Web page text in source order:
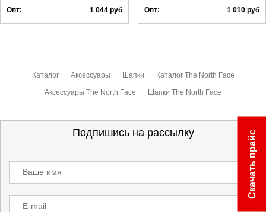
Опт: 1 044руб Опт: 1 010 руб
Каталог Аксессуары Шапки Каталог The North Face
Аксессуары The North Face Шапки The North Face
Подпишись на рассылку
Ваше имя
E-mail
Скачать прайс